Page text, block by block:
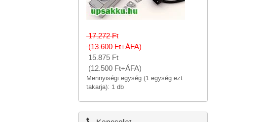
17.272Ft
(13.600Ft+ÁFA)
15.875 Ft
(12.500 Ft+ÁFA)
Mennyiségi egység (1 egység ezt
takarja): 1 db